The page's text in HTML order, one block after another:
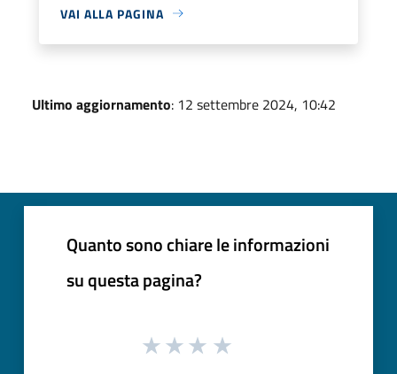
VAI ALLA PAGINA
Ultimo aggiornamento: 12 settembre 2024, 10:42
Quanto sono chiare le informazioni
su questa pagina?